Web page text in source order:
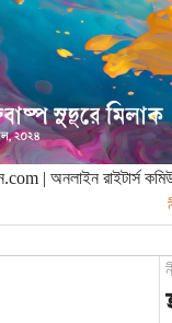
| অনলাইন রাইটার্স